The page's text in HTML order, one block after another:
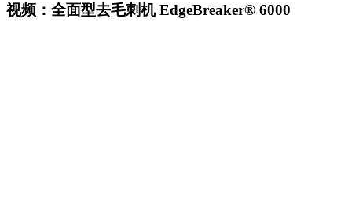
视频：全面型去毛刺机 EdgeBreaker® 6000